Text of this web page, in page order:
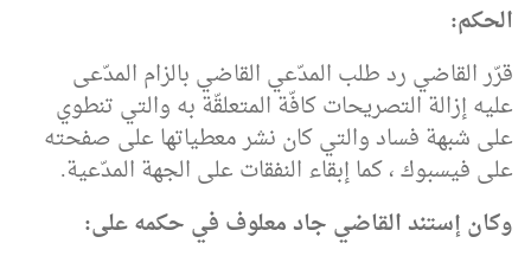
الحكم:
قرّر القاضي رد طلب المدّعي القاضي بالزام المدّعى
عليه إزالة التصريحات كافّة المتعلقّة به والتي تنطوي
على شبهة فساد والتي كان نشر معطياتها على صفحته
على فيسبوك ، كما إبقاء النفقات على الجهة المدّعية.
وكان إستند القاضي جاد معلوف في حكمه على: